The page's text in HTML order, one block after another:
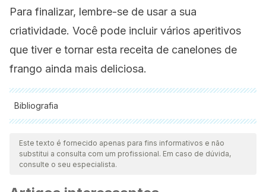
Para finalizar, lembre-se de usar a sua
criatividade. Você pode incluir vários aperitivos
que tiver e tornar esta receita de canelones de
frango ainda mais deliciosa.
Bibliografia
Todas as fontes citadas foram minuciosamente revisadas por
nossa equipe para garantir sua qualidade, confiabilidade,
atualidade e validade. A bibliografia deste artigo foi
cientificamente.
Este texto é fornecido apenas para fins informativos e não
substitui a consulta com um profissional. Em caso de dúvida,
consulte o seu especialista.